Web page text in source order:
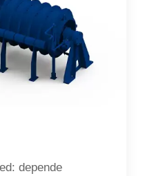
depende